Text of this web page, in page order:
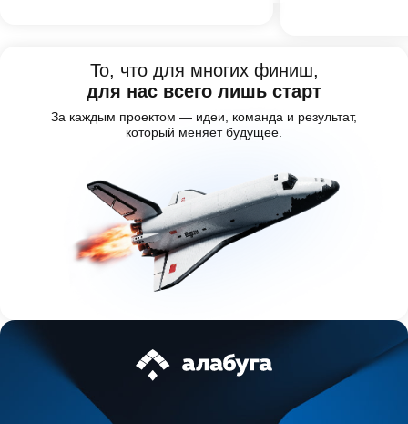
То, что для многих финиш,
для нас всего лишь старт
За каждым проектом — идеи, команда и результат,
который меняет будущее.